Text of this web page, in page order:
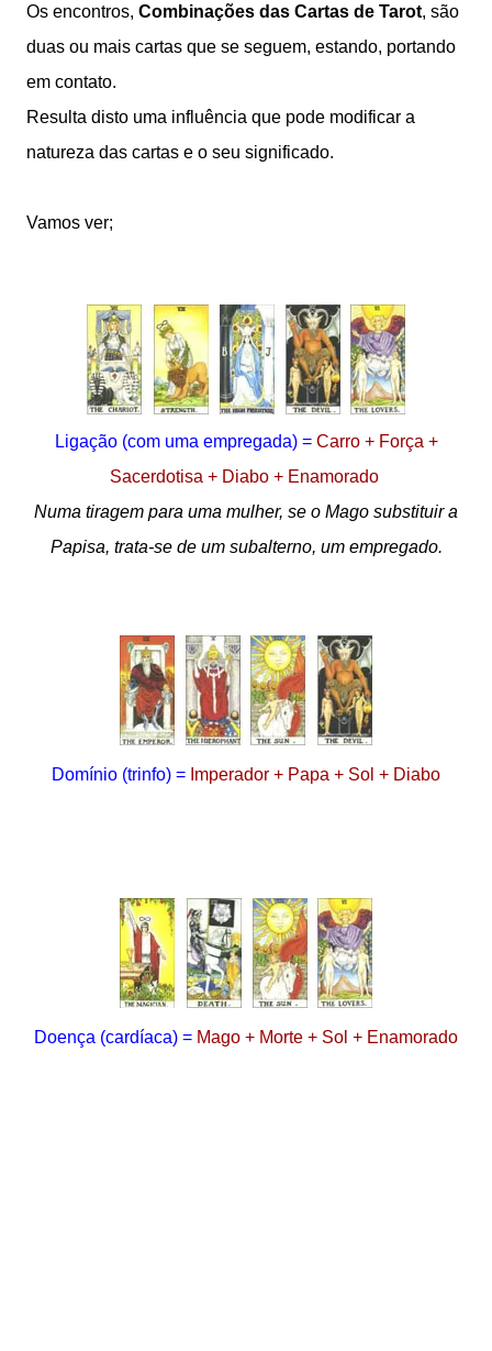
Os encontros, Combinações das Cartas de Tarot, são
duas ou mais cartas que se seguem, estando, portando
em contato.
Resulta disto uma influência que pode modificar a
natureza das cartas e o seu significado.
Vamos ver;
Ligação (com uma empregada)= Carro + Força +
Sacerdotisa + Diabo + Enamorado
Numa tiragem para uma mulher, se o Mago substituir a
Papisa, trata-se de um subalterno, um empregado.
Domínio (trinfo) = Imperador + Papa + Sol + Diabo
Doença (cardíaca) = Mago + Morte + Sol + Enamorado